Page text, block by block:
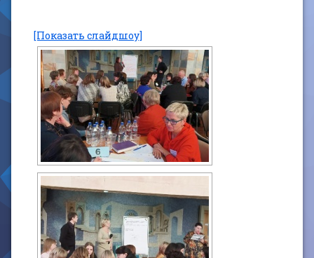
[Показать слайдшоу]